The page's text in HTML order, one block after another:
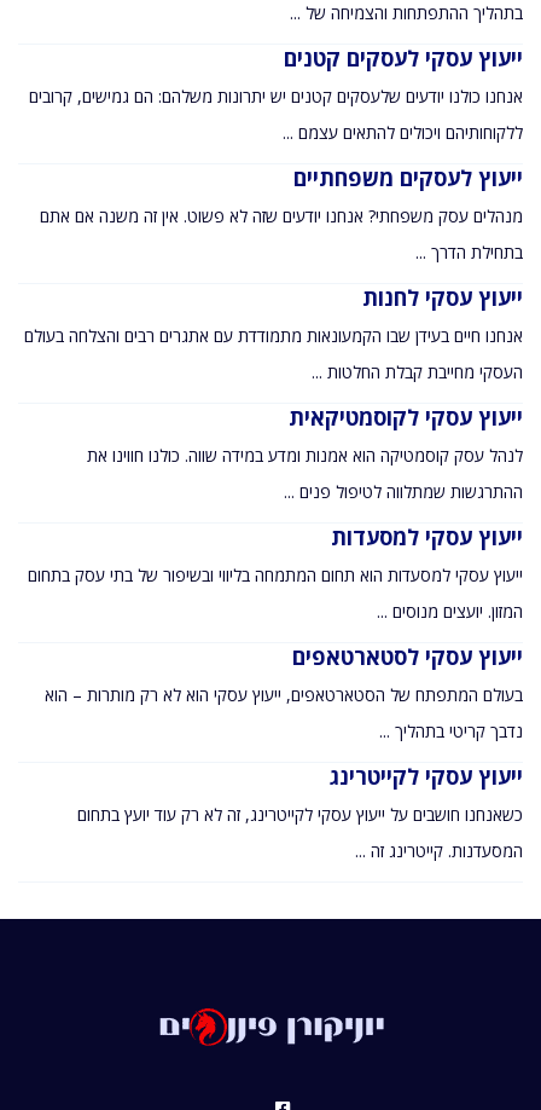
בתהליך ההתפתחות והצמיחה של ...
ייעוץ עסקי לעסקים קטנים
אנחנו כולנו יודעים שלעסקים קטנים יש יתרונות משלהם: הם גמישים, קרובים
ללקוחותיהם ויכולים להתאים עצמם ...
ייעוץ לעסקים משפחתיים
מנהלים עסק משפחתי? אנחנו יודעים שזה לא פשוט. אין זה משנה אם אתם
בתחילת הדרך ...
ייעוץ עסקי לחנות
אנחנו חיים בעידן שבו הקמעונאות מתמודדת עם אתגרים רבים והצלחה בעולם
העסקי מחייבת קבלת החלטות ...
ייעוץ עסקי לקוסמטיקאית
לנהל עסק קוסמטיקה הוא אמנות ומדע במידה שווה. כולנו חווינו את
ההתרגשות שמתלווה לטיפול פנים ...
ייעוץ עסקי למסעדות
ייעוץ עסקי למסעדות הוא תחום המתמחה בליווי ובשיפור של בתי עסק בתחום
המזון. יועצים מנוסים ...
ייעוץ עסקי לסטארטאפים
בעולם המתפתח של הסטארטאפים, ייעוץ עסקי הוא לא רק מותרות – הוא
נדבך קריטי בתהליך ...
ייעוץ עסקי לקייטרינג
כשאנחנו חושבים על ייעוץ עסקי לקייטרינג, זה לא רק עוד יועץ בתחום
המסעדנות. קייטרינג זה ...